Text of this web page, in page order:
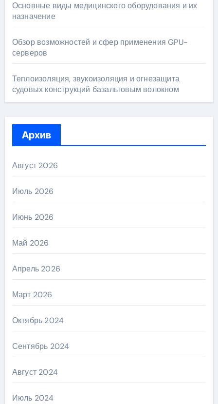
Основные виды медицинского оборудования и их
назначение
Обзор возможностей и сфер применения GPU-
серверов
Теплоизоляция, звукоизоляция и огнезащита
судовых конструкций базальтовым волокном
Архив
Август 2026
Июль 2026
Июнь 2026
Май 2026
Апрель 2026
Март 2026
Октябрь 2024
Сентябрь 2024
Август 2024
Июль 2024